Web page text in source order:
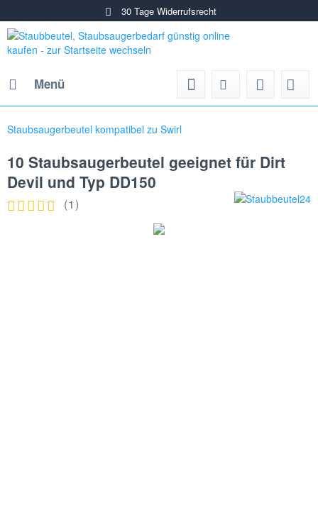
30 Tage Widerrufsrecht
Menü
Staubsaugerbeutel kompatibel zu Swirl
10 Staubsaugerbeutel geeignet für Dirt
Devil und Typ DD150
(1)